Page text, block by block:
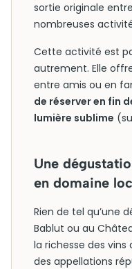
sortie originale
nombreuses
Cette activité est
autrement. Elle
entre amis ou en
de réserver en fin
lumière sublime
Une
en domaine
Rien de tel qu’une
Bablut ou au
la richesse des vins
des appellations